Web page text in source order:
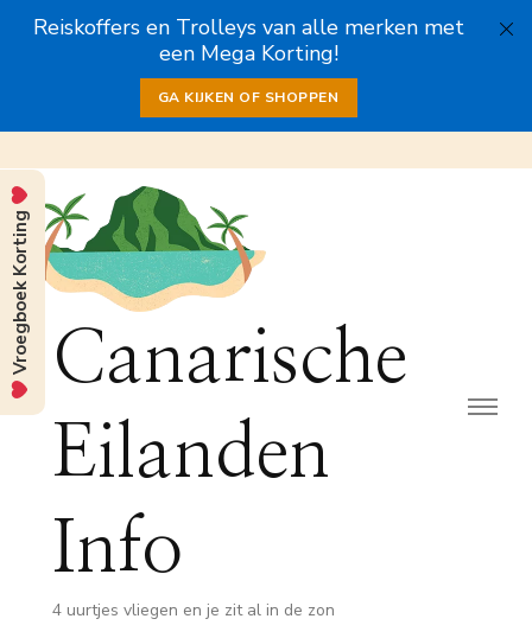
Reiskoffers en Trolleys van alle merken met
een Mega Korting!
GA KIJKEN OF SHOPPEN
Canarische
Eilanden
Info
4 uurtjes vliegen en je zit al in de zon
Vroegboek Korting